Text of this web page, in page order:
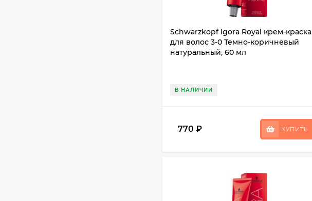
Schwarzkopf Igora Royal крем-краска
для волос 3-0 Темно-коричневый
натуральный, 60 мл
В НАЛИЧИИ
770 ₽ КУПИТЬ